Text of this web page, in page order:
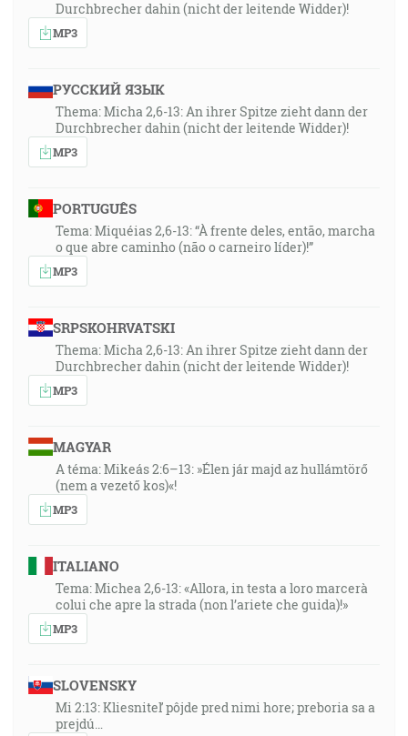
Durchbrecher dahin (nicht der leitende Widder)!
MP3
РУССКИЙ ЯЗЫК
Thema: Micha 2,6-13: An ihrer Spitze zieht dann der
Durchbrecher dahin (nicht der leitende Widder)!
MP3
PORTUGUÊS
Tema: Miquéias 2,6-13: “À frente deles, então, marcha
o que abre caminho (não o carneiro líder)!”
MP3
SRPSKOHRVATSKI
Thema: Micha 2,6-13: An ihrer Spitze zieht dann der
Durchbrecher dahin (nicht der leitende Widder)!
MP3
MAGYAR
A téma: Mikeás 2:6–13: »Élen jár majd az hullámtörő
(nem a vezető kos)«!
MP3
ITALIANO
Tema: Michea 2,6-13: «Allora, in testa a loro marcerà
colui che apre la strada (non l’ariete che guida)!»
MP3
SLOVENSKY
Mi 2:13: Kliesniteľ pôjde pred nimi hore; preboria sa a
prejdú…